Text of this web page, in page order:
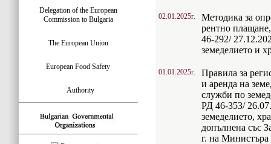
Delegation of the European
Commission to Bulgaria
The European Union
European Food Safety
Authority
02.01.2025г.
Методика за
рентно
46-292/
земеделието и
01.01.2025г.
Правила за
и аренда на
служби по
РД 46-353/
земеделието,
допълнена със
г. на Министъра